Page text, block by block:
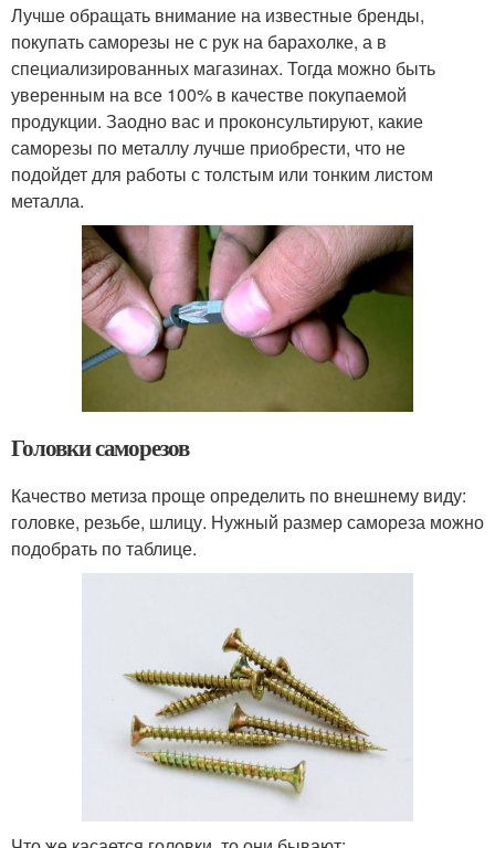
Лучше обращать внимание на известные бренды,
покупать саморезы не с рук на барахолке, а в
специализированных магазинах. Тогда можно быть
уверенным на все 100% в качестве покупаемой
продукции. Заодно вас и проконсультируют, какие
саморезы по металлу лучше приобрести, что не
подойдет для работы с толстым или тонким листом
металла.
Головки саморезов
Качество метиза проще определить по внешнему виду:
головке, резьбе, шлицу. Нужный размер самореза можно
подобрать по таблице.